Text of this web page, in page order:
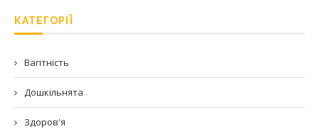
КАТЕГОРІЇ
Вагітність
Дошкільнята
Здоров'я